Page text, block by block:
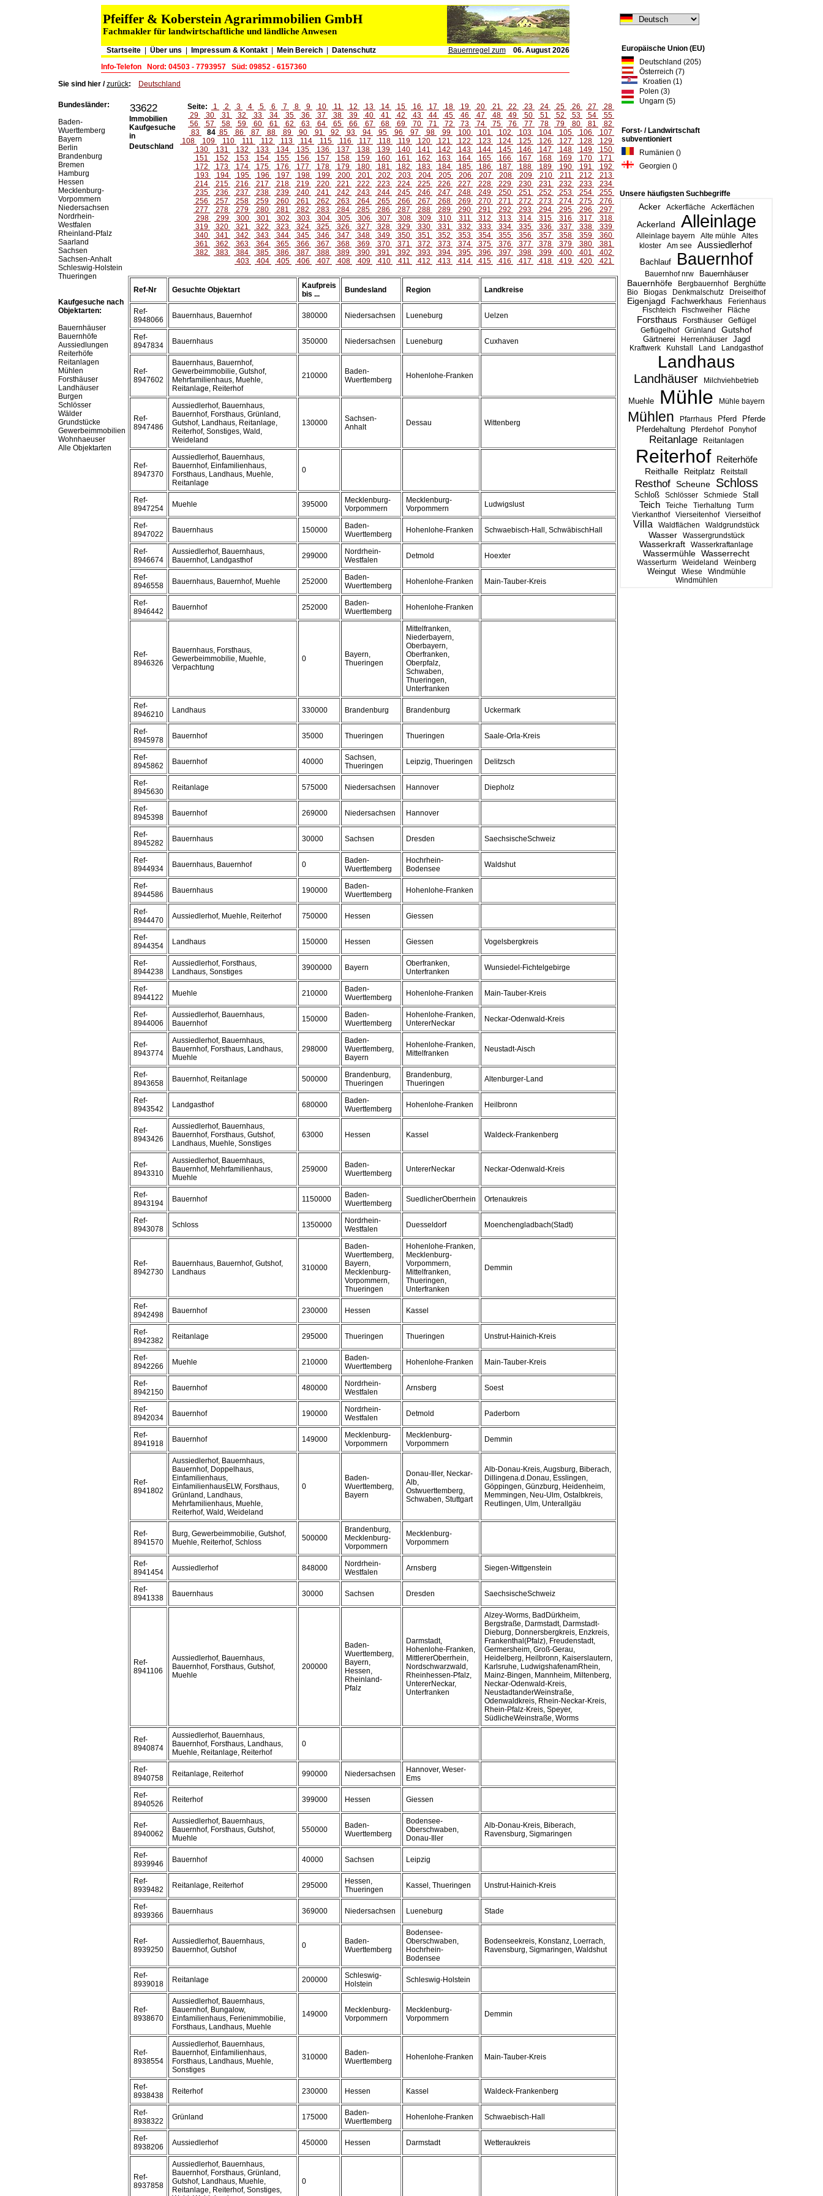
Pfeiffer & Koberstein Agrarimmobilien GmbH
Fachmakler für landwirtschaftliche und ländliche Anwesen
Startseite| Über uns Impressum & Kontakt| Mein Bereich Datenschutz Bauernregel zum
06. August 2026
Info-Telefon
Nord: 04503 - 7793957 Süd: 09852 - 6157360
Europäische Union (EU)
Deutschland (205)
Österreich (7)
Kroatien (1)
Polen (3)
Ungarn (5)
Forst- / Landwirtschaft
subventioniert
Rumänien ()
Georgien ()
Unsere häufigsten Suchbegriffe
Acker Ackerfläche Ackerflächen
Ackerland Alleinlage
Alleinlage bayern Alte mühle
Altes
kloster
Am see Aussiedlerhof
Bachlauf Bauernhof
Bauernhof nrw Bauernhäuser
Bauernhöfe Bergbauernhof
Berghütte
Bio
Biogas Denkmalschutz Dreiseithof
Eigenjagd Fachwerkhaus
Ferienhaus
Fischteich
Fischweiher Fläche
Forsthaus Forsthäuser
Geflügel
Geflügelhof
Grünland
Gutshof
Gärtnerei
Herrenhäuser Jagd
Kraftwerk Kuhstall Land Landgasthof
Landhaus
Landhäuser Milchviehbetrieb
Muehle Mühle Mühle bayern
Mühlen Pfarrhaus Pferd Pferde
Pferdehaltung Pferdehof Ponyhof
Reitanlage Reitanlagen
Reiterhof Reiterhöfe
Reithalle Reitplatz Reitstall
Resthof Scheune Schloss
Schloß Schlösser Schmiede Stall
Teich Teiche Tierhaltung
Turm
Vierkanthof
Vierseitenhof Vierseithof
Villa Waldflächen Waldgrundstück
Wasser Wassergrundstück
Wasserkraft Wasserkraftanlage
Wassermühle Wasserrecht
Wasserturm Weideland Weinberg
Weingut Wiese
Windmühle
Windmühlen
Sie sind hier /zurück: Deutschland
Bundesländer:
Baden-
Wuerttemberg
Bayern
Berlin
Brandenburg
Bremen
Hamburg
Hessen
Mecklenburg-
Vorpommern
Niedersachsen
Nordrhein-
Westfalen
Rheinland-Pfalz
Saarland
Sachsen
Sachsen-Anhalt
Schleswig-Holstein
Thueringen
Kaufgesuche nach
Objektarten:
Bauernhäuser
Bauernhöfe
Aussiedlungen
Reiterhöfe
Reitanlagen
Mühlen
Forsthäuser
Landhäuser
Burgen
Schlösser
Wälder
Grundstücke
Gewerbeimmobilien
Wohnhaeuser
Alle Objektarten
33622
Immobilien
Kaufgesuche
in
Deutschland
Seite: 1 2 3 4 5 6 7 8 9 10 11 12 13 14 15 16 17 18 19 20 21 22 23 24 25 26 27
28
29
30 31 32 33 34 35 36 37 38 39 40 41 42 43 44 45 46 47 48 49 50 51 52 53 54
55
56
57 58 59 60 61 62 63 64 65 66 67 68 69 70 71 72 73 74 75 76 77 78 79 80 81
82
83
84 85 86 87 88 89 90 91 92 93 94 95 96 97 98 99 100 101 102 103 104 105 106
107
108
109 110 111 112 113 114 115 116 117 118 119 120 121 122 123 124 125 126 127 128
129
130
131 132 133 134 135 136 137 138 139 140 141 142 143 144 145 146 147 148 149
150
151
152 153 154 155 156 157 158 159 160 161 162 163 164 165 166 167 168 169 170
171
172
173 174 175 176 177 178 179 180 181 182 183 184 185 186 187 188 189 190 191
192
193
194 195 196 197 198 199 200 201 202 203 204 205 206 207 208 209 210 211 212
213
214
215 216 217 218 219 220 221 222 223 224 225 226 227 228 229 230 231 232 233
234
235
236 237 238 239 240 241 242 243 244 245 246 247 248 249 250 251 252 253 254
255
256
257 258 259 260 261 262 263 264 265 266 267 268 269 270 271 272 273 274 275
276
277
278 279 280 281 282 283 284 285 286 287 288 289 290 291 292 293 294 295 296
297
298
299 300 301 302 303 304 305 306 307 308 309 310 311 312 313 314 315 316 317
318
319
320 321 322 323 324 325 326 327 328 329 330 331 332 333 334 335 336 337 338
339
340
341 342 343 344 345 346 347 348 349 350 351 352 353 354 355 356 357 358 359
360
361
362 363 364 365 366 367 368 369 370 371 372 373 374 375 376 377 378 379 380
381
382
383 384 385 386 387 388 389 390 391 392 393 394 395 396 397 398 399 400 401
402
403
404 405 406 407 408 409 410 411 412 413 414 415 416 417 418 419 420 421
Ref-Nr Gesuchte Objektart
Kaufpreis
bis ...
Bundesland Region Landkreise
Ref-
8948066
Bauernhaus, Bauernhof 380000 Niedersachsen Lueneburg Uelzen
Ref-
8947834
Bauernhaus 350000 Niedersachsen Lueneburg Cuxhaven
Ref-
8947602
Bauernhaus, Bauernhof,
Gewerbeimmobilie, Gutshof,
Mehrfamilienhaus, Muehle,
Reitanlage, Reiterhof
210000
Baden-
Wuerttemberg
Hohenlohe-Franken
Ref-
8947486
Aussiedlerhof, Bauernhaus,
Bauernhof, Forsthaus, Grünland,
Gutshof, Landhaus, Reitanlage,
Reiterhof, Sonstiges, Wald,
Weideland
130000
Sachsen-
Anhalt
Dessau Wittenberg
Ref-
8947370
Aussiedlerhof, Bauernhaus,
Bauernhof, Einfamilienhaus,
Forsthaus, Landhaus, Muehle,
Reitanlage
0
Ref-
8947254
Muehle 395000
Mecklenburg-
Vorpommern
Mecklenburg-
Vorpommern
Ludwigslust
Ref-
8947022
Bauernhaus 150000
Baden-
Wuerttemberg
Hohenlohe-Franken Schwaebisch-Hall, SchwäbischHall
Ref-
8946674
Aussiedlerhof, Bauernhaus,
Bauernhof, Landgasthof
299000
Nordrhein-
Westfalen
Detmold Hoexter
Ref-
8946558
Bauernhaus, Bauernhof, Muehle 252000
Baden-
Wuerttemberg
Hohenlohe-Franken Main-Tauber-Kreis
Ref-
8946442
Bauernhof 252000
Baden-
Wuerttemberg
Hohenlohe-Franken
Ref-
8946326
Bauernhaus, Forsthaus,
Gewerbeimmobilie, Muehle,
Verpachtung
0
Bayern,
Thueringen
Mittelfranken,
Niederbayern,
Oberbayern,
Oberfranken,
Oberpfalz,
Schwaben,
Thueringen,
Unterfranken
Ref-
8946210
Landhaus 330000 Brandenburg Brandenburg Uckermark
Ref-
8945978
Bauernhof 35000 Thueringen Thueringen Saale-Orla-Kreis
Ref-
8945862
Bauernhof 40000
Sachsen,
Thueringen
Leipzig, Thueringen Delitzsch
Ref-
8945630
Reitanlage 575000 Niedersachsen Hannover Diepholz
Ref-
8945398
Bauernhof 269000 Niedersachsen Hannover
Ref-
8945282
Bauernhaus 30000 Sachsen Dresden SaechsischeSchweiz
Ref-
8944934
Bauernhaus, Bauernhof 0
Baden-
Wuerttemberg
Hochrhein-
Bodensee
Waldshut
Ref-
8944586
Bauernhaus 190000
Baden-
Wuerttemberg
Hohenlohe-Franken
Ref-
8944470
Aussiedlerhof, Muehle, Reiterhof 750000 Hessen Giessen
Ref-
8944354
Landhaus 150000 Hessen Giessen Vogelsbergkreis
Ref-
8944238
Aussiedlerhof, Forsthaus,
Landhaus, Sonstiges
3900000 Bayern
Oberfranken,
Unterfranken
Wunsiedel-Fichtelgebirge
Ref-
8944122
Muehle 210000
Baden-
Wuerttemberg
Hohenlohe-Franken Main-Tauber-Kreis
Ref-
8944006
Aussiedlerhof, Bauernhaus,
Bauernhof
150000
Baden-
Wuerttemberg
Hohenlohe-Franken,
UntererNeckar
Neckar-Odenwald-Kreis
Ref-
8943774
Aussiedlerhof, Bauernhaus,
Bauernhof, Forsthaus, Landhaus,
Muehle
298000
Baden-
Wuerttemberg,
Bayern
Hohenlohe-Franken,
Mittelfranken
Neustadt-Aisch
Ref-
8943658
Bauernhof, Reitanlage 500000
Brandenburg,
Thueringen
Brandenburg,
Thueringen
Altenburger-Land
Ref-
8943542
Landgasthof 680000
Baden-
Wuerttemberg
Hohenlohe-Franken Heilbronn
Ref-
8943426
Aussiedlerhof, Bauernhaus,
Bauernhof, Forsthaus, Gutshof,
Landhaus, Muehle, Sonstiges
63000 Hessen Kassel Waldeck-Frankenberg
Ref-
8943310
Aussiedlerhof, Bauernhaus,
Bauernhof, Mehrfamilienhaus,
Muehle
259000
Baden-
Wuerttemberg
UntererNeckar Neckar-Odenwald-Kreis
Ref-
8943194
Bauernhof 1150000
Baden-
Wuerttemberg
SuedlicherOberrhein Ortenaukreis
Ref-
8943078
Schloss 1350000
Nordrhein-
Westfalen
Duesseldorf Moenchengladbach(Stadt)
Ref-
8942730
Bauernhaus, Bauernhof, Gutshof,
Landhaus
310000
Baden-
Wuerttemberg,
Bayern,
Mecklenburg-
Vorpommern,
Thueringen
Hohenlohe-Franken,
Mecklenburg-
Vorpommern,
Mittelfranken,
Thueringen,
Unterfranken
Demmin
Ref-
8942498
Bauernhof 230000 Hessen Kassel
Ref-
8942382
Reitanlage 295000 Thueringen Thueringen Unstrut-Hainich-Kreis
Ref-
8942266
Muehle 210000
Baden-
Wuerttemberg
Hohenlohe-Franken Main-Tauber-Kreis
Ref-
8942150
Bauernhof 480000
Nordrhein-
Westfalen
Arnsberg Soest
Ref-
8942034
Bauernhof 190000
Nordrhein-
Westfalen
Detmold Paderborn
Ref-
8941918
Bauernhof 149000
Mecklenburg-
Vorpommern
Mecklenburg-
Vorpommern
Demmin
Ref-
8941802
Aussiedlerhof, Bauernhaus,
Bauernhof, Doppelhaus,
Einfamilienhaus,
EinfamilienhausELW, Forsthaus,
Grünland, Landhaus,
Mehrfamilienhaus, Muehle,
Reiterhof, Wald, Weideland
0
Baden-
Wuerttemberg,
Bayern
Donau-Iller, Neckar-
Alb,
Ostwuerttemberg,
Schwaben, Stuttgart
Alb-Donau-Kreis, Augsburg, Biberach,
Dillingena.d.Donau, Esslingen,
Göppingen, Günzburg, Heidenheim,
Memmingen, Neu-Ulm, Ostalbkreis,
Reutlingen, Ulm, Unterallgäu
Ref-
8941570
Burg, Gewerbeimmobilie, Gutshof,
Muehle, Reiterhof, Schloss
500000
Brandenburg,
Mecklenburg-
Vorpommern
Mecklenburg-
Vorpommern
Ref-
8941454
Aussiedlerhof 848000
Nordrhein-
Westfalen
Arnsberg Siegen-Wittgenstein
Ref-
8941338
Bauernhaus 30000 Sachsen Dresden SaechsischeSchweiz
Ref-
8941106
Aussiedlerhof, Bauernhaus,
Bauernhof, Forsthaus, Gutshof,
Muehle
200000
Baden-
Wuerttemberg,
Bayern,
Hessen,
Rheinland-
Pfalz
Darmstadt,
Hohenlohe-Franken,
MittlererOberrhein,
Nordschwarzwald,
Rheinhessen-Pfalz,
UntererNeckar,
Unterfranken
Alzey-Worms, BadDürkheim,
Bergstraße, Darmstadt, Darmstadt-
Dieburg, Donnersbergkreis, Enzkreis,
Frankenthal(Pfalz), Freudenstadt,
Germersheim, Groß-Gerau,
Heidelberg, Heilbronn, Kaiserslautern,
Karlsruhe, LudwigshafenamRhein,
Mainz-Bingen, Mannheim, Miltenberg,
Neckar-Odenwald-Kreis,
NeustadtanderWeinstraße,
Odenwaldkreis, Rhein-Neckar-Kreis,
Rhein-Pfalz-Kreis, Speyer,
SüdlicheWeinstraße, Worms
Ref-
8940874
Aussiedlerhof, Bauernhaus,
Bauernhof, Forsthaus, Landhaus,
Muehle, Reitanlage, Reiterhof
0
Ref-
8940758
Reitanlage, Reiterhof 990000 Niedersachsen
Hannover, Weser-
Ems
Ref-
8940526
Reiterhof 399000 Hessen Giessen
Ref-
8940062
Aussiedlerhof, Bauernhaus,
Bauernhof, Forsthaus, Gutshof,
Muehle
550000
Baden-
Wuerttemberg
Bodensee-
Oberschwaben,
Donau-Iller
Alb-Donau-Kreis, Biberach,
Ravensburg, Sigmaringen
Ref-
8939946
Bauernhof 40000 Sachsen Leipzig
Ref-
8939482
Reitanlage, Reiterhof 295000
Hessen,
Thueringen
Kassel, Thueringen Unstrut-Hainich-Kreis
Ref-
8939366
Bauernhaus 369000 Niedersachsen Lueneburg Stade
Ref-
8939250
Aussiedlerhof, Bauernhaus,
Bauernhof, Gutshof
0
Baden-
Wuerttemberg
Bodensee-
Oberschwaben,
Hochrhein-
Bodensee
Bodenseekreis, Konstanz, Loerrach,
Ravensburg, Sigmaringen, Waldshut
Ref-
8939018
Reitanlage 200000
Schleswig-
Holstein
Schleswig-Holstein
Ref-
8938670
Aussiedlerhof, Bauernhaus,
Bauernhof, Bungalow,
Einfamilienhaus, Ferienimmobilie,
Forsthaus, Landhaus, Muehle
149000
Mecklenburg-
Vorpommern
Mecklenburg-
Vorpommern
Demmin
Ref-
8938554
Aussiedlerhof, Bauernhaus,
Bauernhof, Einfamilienhaus,
Forsthaus, Landhaus, Muehle,
Sonstiges
310000
Baden-
Wuerttemberg
Hohenlohe-Franken Main-Tauber-Kreis
Ref-
8938438
Reiterhof 230000 Hessen Kassel Waldeck-Frankenberg
Ref-
8938322
Grünland 175000
Baden-
Wuerttemberg
Hohenlohe-Franken Schwaebisch-Hall
Ref-
8938206
Aussiedlerhof 450000 Hessen Darmstadt Wetteraukreis
Ref-
8937858
Aussiedlerhof, Bauernhaus,
Bauernhof, Forsthaus, Grünland,
Gutshof, Landhaus, Muehle,
Reitanlage, Reiterhof, Sonstiges,
0